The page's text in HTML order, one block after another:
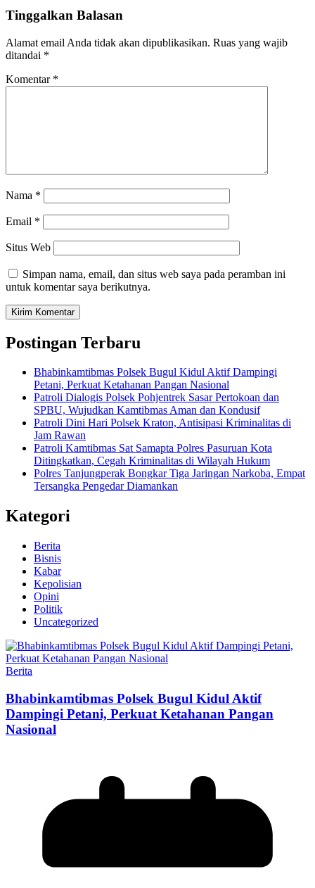
Tinggalkan Balasan
Alamat email Anda tidak akan dipublikasikan. Ruas yang wajib
ditandai *
Komentar *
Nama *
Email *
Situs Web
Simpan nama, email, dan situs web saya pada peramban ini
untuk komentar saya berikutnya.
Postingan Terbaru
Bhabinkamtibmas Polsek Bugul Kidul Aktif Dampingi
Petani, Perkuat Ketahanan Pangan Nasional
Patroli Dialogis Polsek Pohjentrek Sasar Pertokoan dan
SPBU, Wujudkan Kamtibmas Aman dan Kondusif
Patroli Dini Hari Polsek Kraton, Antisipasi Kriminalitas di
Jam Rawan
Patroli Kamtibmas Sat Samapta Polres Pasuruan Kota
Ditingkatkan, Cegah Kriminalitas di Wilayah Hukum
Polres Tanjungperak Bongkar Tiga Jaringan Narkoba, Empat
Tersangka Pengedar Diamankan
Kategori
Berita
Bisnis
Kabar
Kepolisian
Opini
Politik
Uncategorized
Berita
Bhabinkamtibmas Polsek Bugul Kidul Aktif
Dampingi Petani, Perkuat Ketahanan Pangan
Nasional